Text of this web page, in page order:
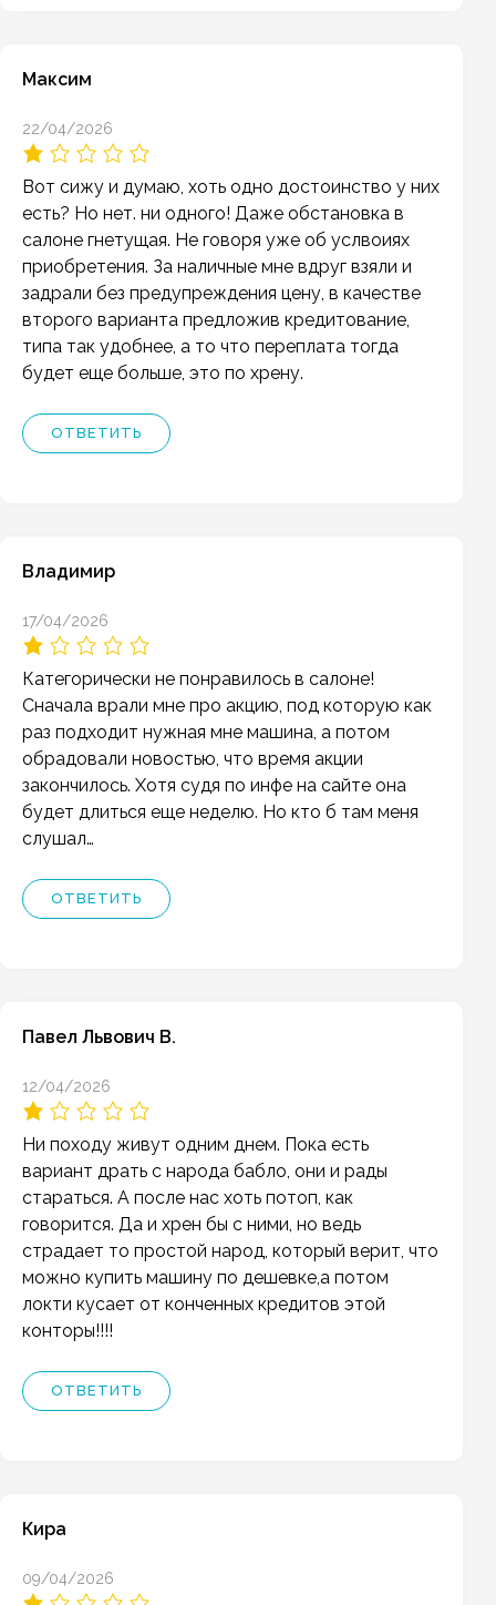
Максим
22/04/2026
Вот сижу и думаю, хоть одно достоинство у них
есть? Но нет. ни одного! Даже обстановка в
салоне гнетущая. Не говоря уже об услвоиях
приобретения. За наличные мне вдруг взяли и
задрали без предупреждения цену, в качестве
второго варианта предложив кредитование,
типа так удобнее, а то что переплата тогда
будет еще больше, это по хрену.
ОТВЕТИТЬ
Владимир
17/04/2026
Категорически не понравилось в салоне!
Сначала врали мне про акцию, под которую как
раз подходит нужная мне машина, а потом
обрадовали новостью, что время акции
закончилось. Хотя судя по инфе на сайте она
будет длиться еще неделю. Но кто б там меня
слушал…
ОТВЕТИТЬ
Павел Львович В.
12/04/2026
Ни походу живут одним днем. Пока есть
вариант драть с народа бабло, они и рады
стараться. А после нас хоть потоп, как
говорится. Да и хрен бы с ними, но ведь
страдает то простой народ, который верит, что
можно купить машину по дешевке,а потом
локти кусает от конченных кредитов этой
конторы!!!!
ОТВЕТИТЬ
Кира
09/04/2026